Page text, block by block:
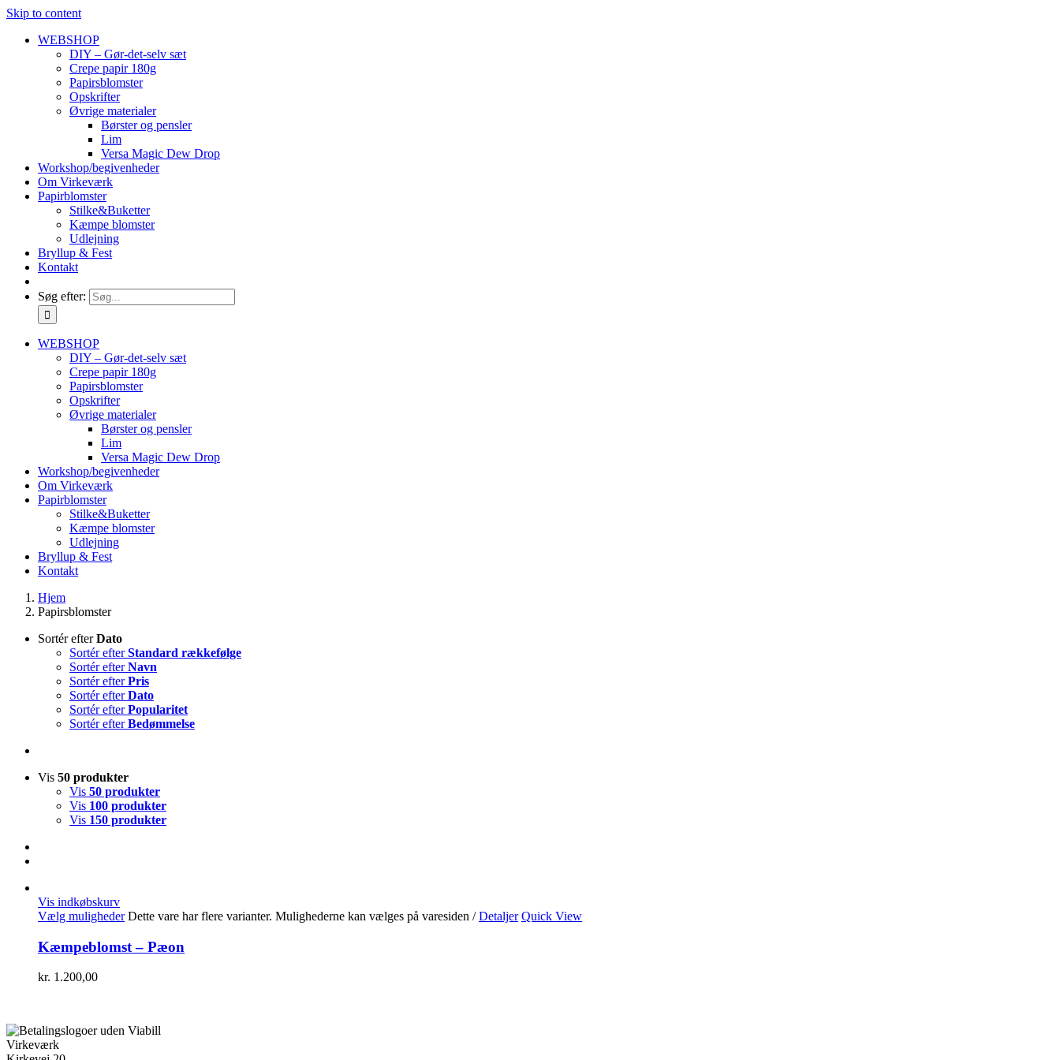
Skip to content
WEBSHOP
DIY – Gør-det-selv sæt
Crepe papir 180g
Papirsblomster
Opskrifter
Øvrige materialer
Børster og pensler
Lim
Versa Magic Dew Drop
Workshop/begivenheder
Om Virkeværk
Papirblomster
Stilke&Buketter
Kæmpe blomster
Udlejning
Bryllup & Fest
Kontakt
Søg efter:
WEBSHOP
DIY – Gør-det-selv sæt
Crepe papir 180g
Papirsblomster
Opskrifter
Øvrige materialer
Børster og pensler
Lim
Versa Magic Dew Drop
Workshop/begivenheder
Om Virkeværk
Papirblomster
Stilke&Buketter
Kæmpe blomster
Udlejning
Bryllup & Fest
Kontakt
Hjem
Papirsblomster
Sortér efterDato
Sortér efterStandard rækkefølge
Sortér efterNavn
Sortér efterPris
Sortér efterDato
Sortér efterPopularitet
Sortér efterBedømmelse
Vis 50 produkter
Vis 50 produkter
Vis 100 produkter
Vis 150 produkter
Vis indkøbskurv
Vælg muligheder Dette vare har flere varianter. Mulighederne kan vælges på varesiden / Detaljer Quick View
Kæmpeblomst – Pæon
kr. 1.200,00
Virkeværk